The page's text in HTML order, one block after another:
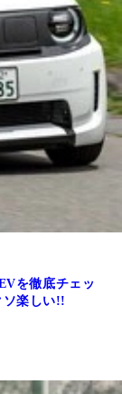
を徹底チェッ
楽しい!!